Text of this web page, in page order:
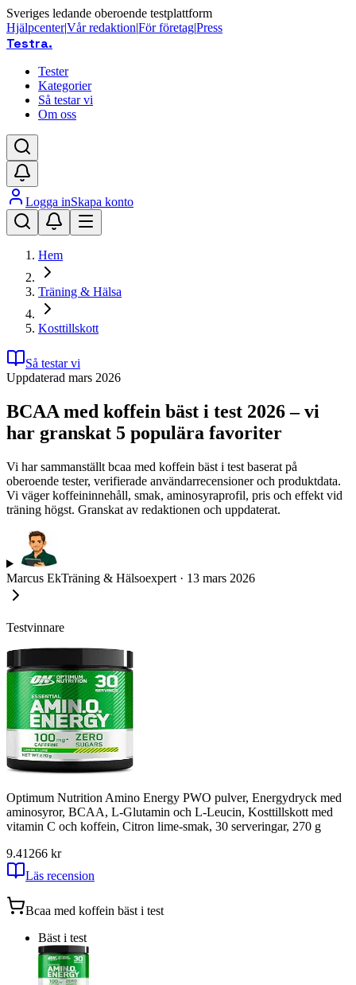
Sveriges ledande oberoende testplattform
Hjälpcenter|Vår redaktion|För företag|Press
Testra.
Tester
Kategorier
Så testar vi
Om oss
Logga inSkapa konto
Hem
Träning & Hälsa
Kosttillskott
Så testar vi
Uppdaterad mars 2026
BCAA med koffein bäst i test 2026 – vi
har granskat 5 populära favoriter
Vi har sammanställt bcaa med koffein bäst i test baserat på
oberoende tester, verifierade användarrecensioner och produktdata.
Vi väger koffeininnehåll, smak, aminosyraprofil, pris och effekt vid
träning högst. Granskat av redaktionen och uppdaterat.
Marcus EkTräning & Hälsoexpert · 13 mars 2026
Testvinnare
Optimum Nutrition Amino Energy PWO pulver, Energydryck med
aminosyror, BCAA, L-Glutamin och L-Leucin, Kosttillskott med
vitamin C och koffein, Citron lime-smak, 30 serveringar, 270 g
9.41 266 kr
Läs recension
Bcaa med koffein bäst i test
Bäst i test